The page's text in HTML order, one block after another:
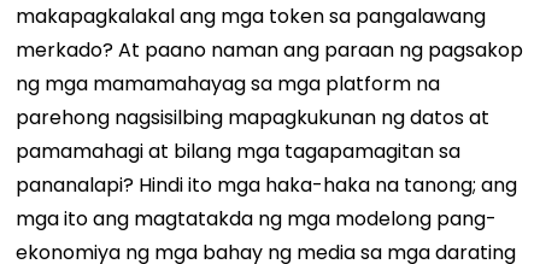
makapagkalakal ang mga token sa pangalawang
merkado? At paano naman ang paraan ng pagsakop
ng mga mamamahayag sa mga platform na
parehong nagsisilbing mapagkukunan ng datos at
pamamahagi at bilang mga tagapamagitan sa
pananalapi? Hindi ito mga haka-haka na tanong; ang
mga ito ang magtatakda ng mga modelong pang-
ekonomiya ng mga bahay ng media sa mga darating